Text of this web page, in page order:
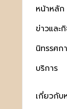
หน้าหลัก
ข่าวและ
นิทรรศก
บริการ
เกี่ยวกับ